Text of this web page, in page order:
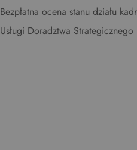
Bezpłatna ocena stanu działu kadr
Usługi Doradztwa Strategicznego